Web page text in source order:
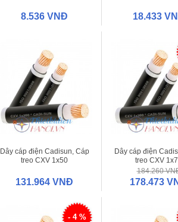
8.536 VNĐ 18.433
Dây cáp điện Cadisun, Cáp
treo CXV 1x50
131.964 VNĐ
Dây cáp điện
treo CXV
184.260
178.473
- 4 %